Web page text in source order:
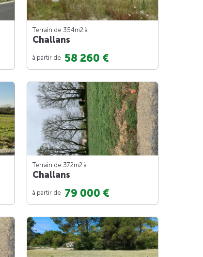
Terrain de 354m2 à
Challans
à partir de 58 260 €
Terrain de 372m2 à
Challans
à partir de 79 000 €